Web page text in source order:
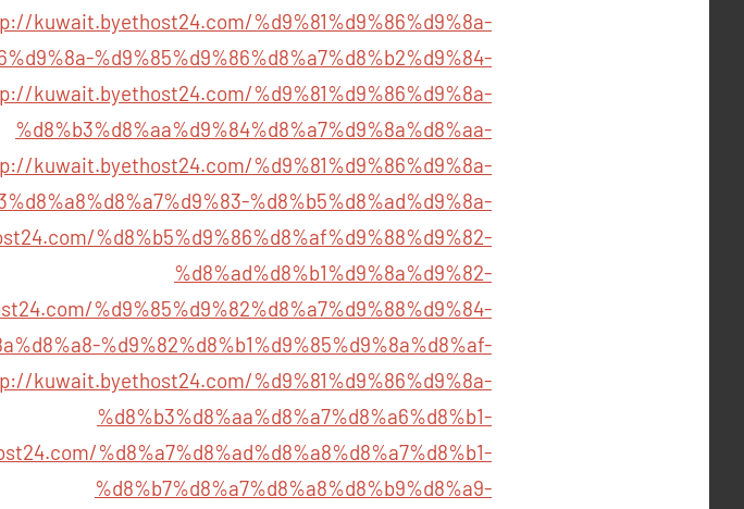
kuwait.byethost24.com/%d9%81%d9%86%d9%8a-
%d9%85%d9%86%d8%a7%d8%b2%d9%84-
kuwait.byethost24.com/%d9%81%d9%86%d9%8a-
%d8%b3%d8%aa%d9%84%d8%a7%d9%8a%d8%aa-
kuwait.byethost24.com/%d9%81%d9%86%d9%8a-
%d8%b5%d8%ad%d9%8a-
%d8%b5%d9%86%d8%af%d9%88%d9%82-
%d8%ad%d8%b1%d9%8a%d9%82-
%d9%85%d9%82%d8%a7%d9%88%d9%84-
%d9%82%d8%b1%d9%85%d9%8a%d8%af-
kuwait.byethost24.com/%d9%81%d9%86%d9%8a-
%d8%b3%d8%aa%d8%a7%d8%a6%d8%b1-
%d8%a7%d8%ad%d8%a8%d8%a7%d8%b1-
%d8%b7%d8%a7%d8%a8%d8%b9%d8%a9-